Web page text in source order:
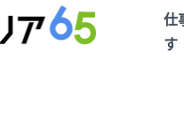
仕
す